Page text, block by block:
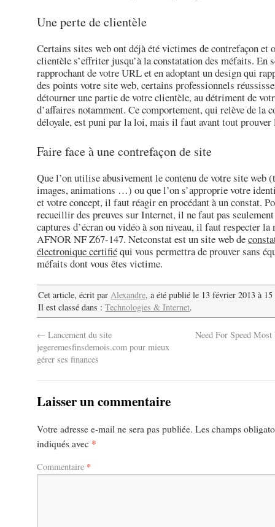
Une perte de clientèle
Certains sites web ont déjà été victimes de contrefaçon et
clientèle s’effriter jusqu’à la constatation des méfaits. En
rapprochant de votre URL et en adoptant un design qui
des points votre site web, certains professionnels
détourner une partie de votre clientèle, au détriment de
d’affaires notamment. Ce comportement, qui relève de la
déloyale, est puni par la loi, mais il faut avant tout
Faire face à une contrefaçon de site
Que l’on utilise abusivement le contenu de votre site web
images, animations …) ou que l’on s’approprie votre
et votre concept, il faut réagir en procédant à un constat.
recueillir des preuves sur Internet, il ne faut pas
captures d’écran ou vidéo à son niveau, il faut respecter la
AFNOR NF Z67-147. Netconstat est un site web de
électronique certifiéqui vous permettra de prouver sans
méfaits dont vous êtes victime.
Cet article, écrit par Alexandre, a été publié le 13 février 2013 à
Il est classé dans :Technologies & Internet.
← Lancement du site
jegeremesfinsdemois.com pour mieux
gérer ses finances
Need For Speed
Laisser un commentaire
Votre adresse e-mail ne sera pas publiée. Les champs
indiqués avec *
Commentaire *